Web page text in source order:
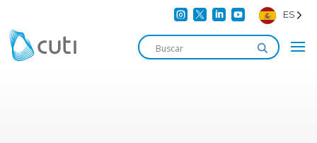
    ES